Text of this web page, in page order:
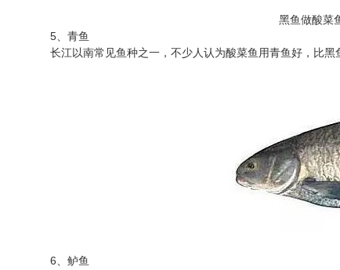
黑鱼做酸菜
5、青鱼
长江以南常见鱼种之一，不少人认为酸菜鱼用青鱼好，比黑
6、鲈鱼